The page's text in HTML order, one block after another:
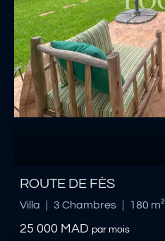
ROUTE DE FÈS
Villa 3 Chambres 180 m²
25 000 MAD par mois